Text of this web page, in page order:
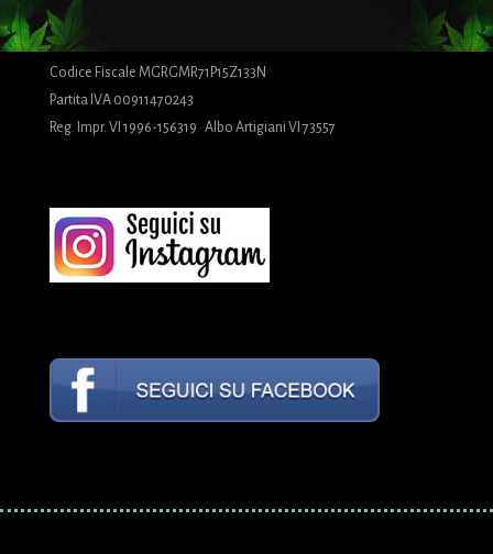
Codice Fiscale MGRGMR71P15Z133N
Partita IVA 00911470243
Reg. Impr. VI 1996-156319 · Albo Artigiani VI 73557